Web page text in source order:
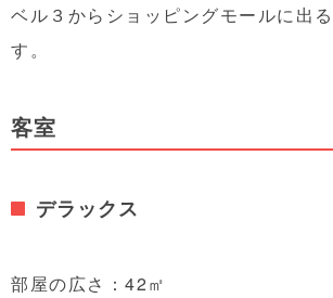
ベル３からショッピングモールに出
す。
客室
デラックス
部屋の広さ：42㎡